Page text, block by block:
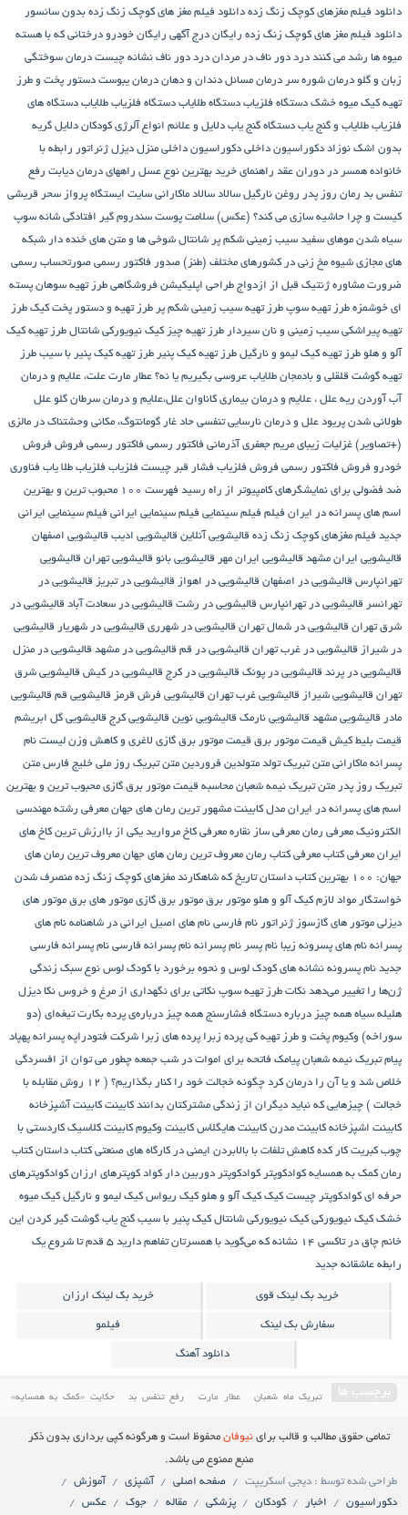
دانلود فیلم مغزهای کوچک زنگ زده دانلود فیلم مغز های کوچک زنگ زده بدون سانسور
دانلود فیلم مغز های کوچک زنگ زده رایگان درج آگهی رایگان خودرو درختانی که با هسته
میوه ها رشد می کنند درد دور ناف در مردان درد دور ناف نشانه چیست درمان سوختگی
زبان و گلو درمان شوره سر درمان مسائل دندان و دهان درمان یبوست دستور پخت و طرز
تهیه کیک میوه خشک دستگاه فلزیاب دستگاه‌ طلایاب دستگاه‌ فلزیاب طلایاب دستگاه‌ های
فلزیاب طلایاب و گنج‌ یاب دستگاه‌ گنج‌ یاب دلایل و علائم انواع آلرژی کودکان دلایل گریه
بدون اشک نوزاد دکوراسیون داخلی دکوراسیون داخلی منزل دیزل ژنراتور رابطه با
خانواده همسر در دوران عقد راهنمای خرید بهترین نوع عسل راههای درمان دیابت رفع
تنفس بد رمان روز پدر روغن نارگیل سالاد سالاد ماکارانی سایت ایستگاه پرواز سحر قریشی
کیست و چرا حاشیه سازی می کند؟ (عکس) سلامت پوست سندروم گیر افتادگی شانه سوپ
سیاه شدن موهای سفید سیب زمینی شکم پر شانتال شوخی ها و متن های خنده دار شبکه
های مجازی شیوه مخ زنی در کشورهای مختلف (طنز) صدور فاکتور رسمی صورتحساب رسمی
ضرورت مشاوره ژنتیک قبل از ازدواج طراحی اپلیکیشن فروشگاهی طرز تهیه سوهان پسته
ای خوشمزه طرز تهیه سوپ طرز تهیه سیب زمینی شکم پر طرز تهیه و دستور پخت کیک طرز
تهیه پیراشكی سيب زمينی و نان سیردار طرز تهیه چیز کیک نیویورکی شانتال طرز تهیه کیک
آلو و هلو طرز تهیه کیک لیمو و نارگیل طرز تهیه کیک پنیر طرز تهیه کیک پنیر با سیب طرز
تهیه گوشت قلقلی و بادمجان طلایاب عروسی بگیریم یا نه؟ عطار مارت علت، علایم و درمان
آب آوردن ریه علل ، علایم و درمان بیماری کاناوان علل،علایم و درمان سرطان گلو علل
طولانی شدن پریود علل و درمان نارسایی تنفسی حاد غار گومانتوگ، مکانی وحشتناک در مالزی
(+تصاویر) غزلیات زیبای مریم جعفری آذرمانی فاکتور رسمی فاکتور رسمی فروش فروش
خودرو فروش فاکتور رسمی فروش فلزیاب فشار قبر چیست فلزیاب فلزیاب طلا یاب فناوری
ضد فضولی برای نمایشگرهای کامپیوتر از راه رسید
فهرست ۱۰۰ محبوب ترین و بهترین
اسم های پسرانه در ایران فیلم فیلم سینمایی فیلم سینمایی ایرانی فیلم سینمایی ایرانی
جدید فیلم مغزهای کوچک زنگ زده قالیشویی آنلاین قالیشویی ادیب قالیشویی اصفهان
قالیشویی ایران مشهد قالیشویی ایران مهر قالیشویی بانو قالیشویی تهران قالیشویی
تهرانپارس قالیشویی در اصفهان قالیشویی در اهواز قالیشویی در تبریز قالیشویی در
تهرانسر قالیشویی در تهرانپارس قالیشویی در رشت قالیشویی در سعادت آباد قالیشویی در
شرق تهران قالیشویی در شمال تهران قالیشویی در شهرری قالیشویی در شهریار قالیشویی
در شیراز قالیشویی در غرب تهران قالیشویی در قم قالیشویی در مشهد قالیشویی در منزل
قالیشویی در پرند قالیشویی در پونک قالیشویی در کرج قالیشویی در کیش قالیشویی شرق
تهران قالیشویی شیراز قالیشویی غرب تهران قالیشویی فرش قرمز قالیشویی قم قالیشویی
مادر قالیشویی مشهد قالیشویی نارمک قالیشویی نوین قالیشویی کرج قالیشویی گل ابریشم
قیمت بلیط کیش قیمت موتور برق قیمت موتور برق گازی لاغری و کاهش وزن لیست نام
پسرانه ماکارانی متن تبریک تولد متولدین فروردین متن تبریک روز ملی خلیج فارس متن
تبریک روز پدر متن تبریک نیمه شعبان محاسبه قیمت موتور برق گازی محبوب ترین و بهترین
اسم های پسرانه در ایران مدل کابینت مشهور ترین رمان های جهان معرفی رشته مهندسی
الکترونیک معرفی رمان معرفی ساز نقاره معرفی کاخ مروارید یکی از باارزش ترین کاخ های
ایران معرفی کتاب معرفی کتاب رمان معروف ترین رمان های جهان معروف ترین رمان های
جهان: ۱۰۰ بهترین کتاب داستان تاریخ که شاهکارند
مغزهای کوچک زنگ زده منصرف شدن
خواستگار مواد لازم کیک آلو و هلو موتور برق موتور برق گازی موتور های برق موتور های
دیزلی موتور های گازسوز ژنراتور نام فارسی نام های اصیل ایرانی در شاهنامه نام های
پسرانه نام های پسرونه زیبا نام پسر نام پسرانه نام پسرانه فارسی نام پسرانه فارسی
جدید نام پسرونه نشانه های کودک لوس و نحوه برخورد با کودک لوس نوع سبک زندگی
ژن‌ها را تغییر می‌دهد نکات طرز تهیه سوپ نکاتی برای نگهداری از مرغ و خروس نکا دیزل
هلیله سیاه همه چیز درباره دستگاه فشارسنج همه چیز درباره‌ی پرده بکارت تیغه‌ای (دو
سوراخه) وکیوم پخت و طرز تهیه کی پرده زبرا پرده های زبرا شرکت فتودراپه پسرانه پهپاد
پیام تبریک نیمه شعبان پیامک فاتحه برای اموات در شب جمعه چطور می توان از افسردگی
خلاص شد و یا آن را درمان کرد
چگونه خجالت خود را کنار بگذاریم؟ ( 12 روش مقابله با
خجالت ) چیزهایی که نباید دیگران از زندگی مشترکتان بدانند کابینت کابینت آشپزخانه
کابینت اشپزخانه کابینت مدرن کابینت هایگلاس کابینت وکیوم کابینت کلاسیک کاردستی با
چوب کبریت کار کده کاهش تلفات با بالابردن ایمنی در کارگاه های صنعتی کتاب داستان کتاب
رمان کمک به همسایه کوادکوپتر کوادکوپتر دوربین دار کواد کوپترهای ارزان کوادکوپترهای
حرفه ای کوادکوپتر چیست کیک کیک آلو و هلو کیک ریواس کیک لیمو و نارگیل کیک میوه
خشک کیک نیویورکی کیک نیویورکی شانتال کیک پنیر با سیب گنج‌ یاب گوشت گیر کردن این
خانم چاق در تاکسی ۱۴ نشانه که می‌گوید با همسرتان تفاهم دارید
۵ قدم تا شروع یک
رابطه عاشقانه جدید
خرید بک لینک قوی خرید بک لینک ارزان
سفارش بک لینک فیلمو
دانلود آهنگ
برچسب ها تبریک ماه شعبان عطار مارت رفع تنفس بد حکایت «کمک به همسایه»
معرفی کاخ مروارید یکی از باارزش ترین کاخ های
ایران دانلود فیلم ایرانی جدید کیک ریواس کیک
تمامی حقوق مطالب و قالب برای نیوفانمحفوظ است و هرگونه کپی برداری بدون ذکر
منبع ممنوع می باشد.
طراحی شده توسط : دیجی اسکریپت
صفحه اصلی آشپزی
آموزش
دکوراسیون
اخبار کودکان پزشکی مقاله جوک عکس